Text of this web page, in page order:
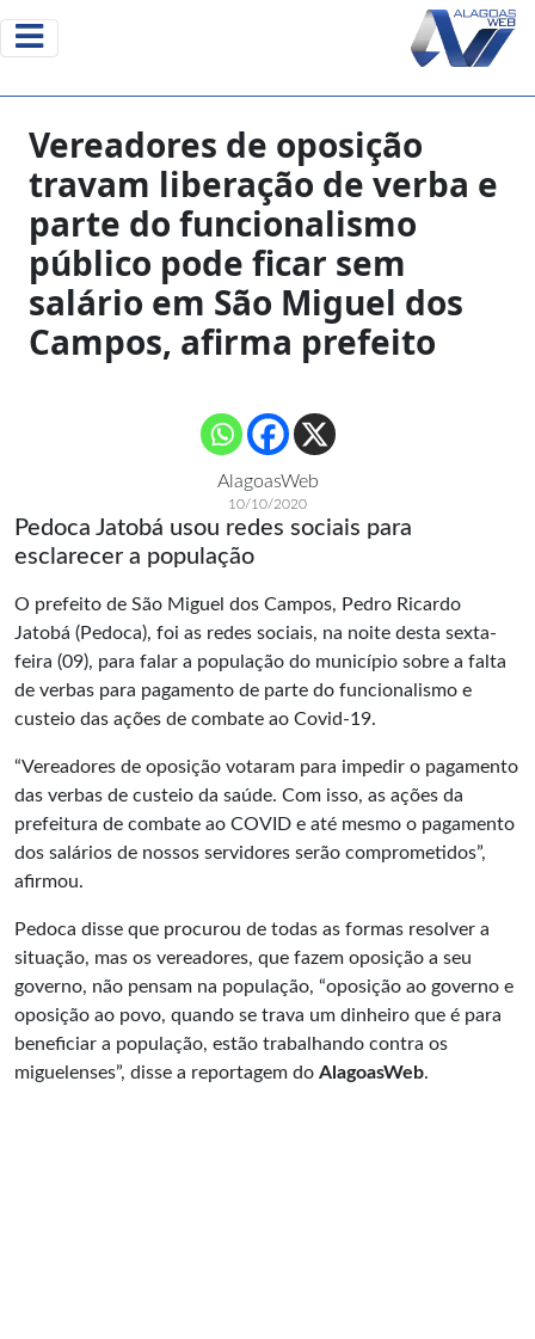
Vereadores de oposição
travam liberação de verba e
parte do funcionalismo
público pode ficar sem
salário em São Miguel dos
Campos, afirma prefeito
AlagoasWeb
10/10/2020
Pedoca Jatobá usou redes sociais para
esclarecer a população
O prefeito de São Miguel dos Campos, Pedro Ricardo
Jatobá (Pedoca), foi as redes sociais, na noite desta sexta-
feira (09), para falar a população do município sobre a falta
de verbas para pagamento de parte do funcionalismo e
custeio das ações de combate ao Covid-19.
“Vereadores de oposição votaram para impedir o pagamento
das verbas de custeio da saúde. Com isso, as ações da
prefeitura de combate ao COVID e até mesmo o pagamento
dos salários de nossos servidores serão comprometidos”,
afirmou.
Pedoca disse que procurou de todas as formas resolver a
situação, mas os vereadores, que fazem oposição a seu
governo, não pensam na população, “oposição ao governo e
oposição ao povo, quando se trava um dinheiro que é para
beneficiar a população, estão trabalhando contra os
miguelenses”, disse a reportagem do AlagoasWeb.